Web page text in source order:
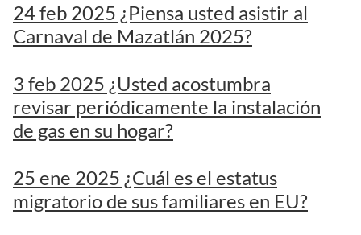
24 feb 2025 ¿Piensa usted asistir al
Carnaval de Mazatlán 2025?
3 feb 2025 ¿Usted acostumbra
revisar periódicamente la instalación
de gas en su hogar?
25 ene 2025 ¿Cuál es el estatus
migratorio de sus familiares en EU?